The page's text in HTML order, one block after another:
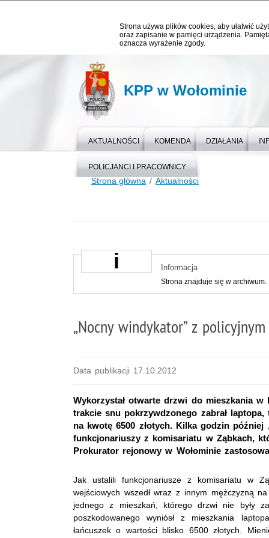
Strona używa plików cookies, aby ułatwić
oraz zapisanie w pamięci urządzenia.
oznacza wyrażenie zgody.
KPP w Wołominie
AKTUALNOŚCI KOMENDA DZIAŁANIA
POLICJANCI I PRACOWNICY
Strona główna Aktualności
Informacja
Strona znajduje się w archiwum.
„Nocny windykator” z
Data publikacji 17.10.2012
Wykorzystał otwarte drzwi do mieszkania
trakcie snu pokrzywdzonego zabrał
na kwotę 6500 złotych. Kilka godzin
funkcjonariuszy z komisariatu w Ząbkach,
Prokurator rejonowy w Wołominie
Jak ustalili funkcjonariusze z komisariatu w
wejściowych wszedł wraz z innym mężczyzną
jednego z mieszkań, którego drzwi nie były
poszkodowanego wyniósł z mieszkania
łańcuszek o wartości blisko 6500 złotych.